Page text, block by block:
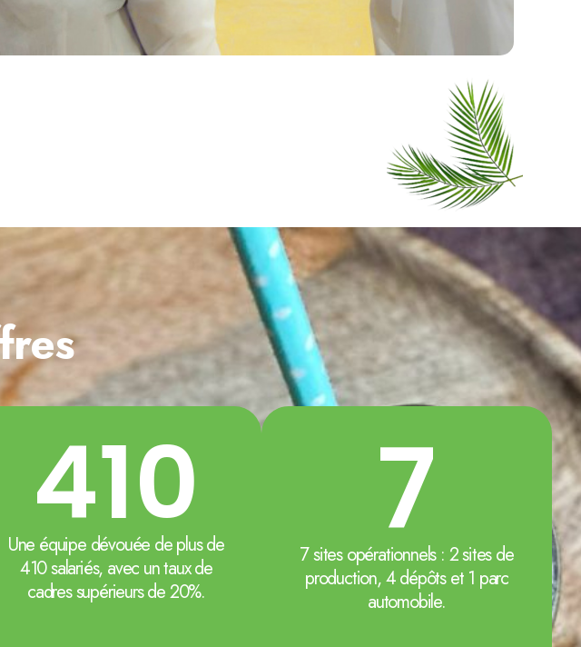
410
Une équipe dévouée de plus de
410 salariés, avec un taux de
cadres supérieurs de 20%.​
7
7 sites opérationnels : 2 sites de
production, 4 dépôts et 1 parc
automobile.​​